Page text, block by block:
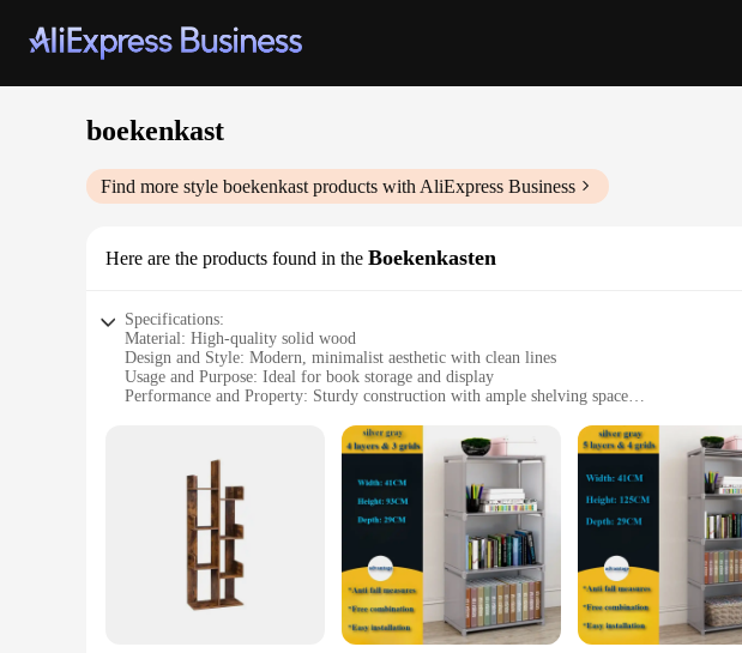
boekenkast
Find more style boekenkast products with AliExpress Business
Here are the products found in the Boekenkasten
Specifications:
Material: High-quality solid wood
Design and Style: Modern, minimalist aesthetic with clean lines
Usage and Purpose: Ideal for book storage and display
Performance and Property: Sturdy construction with ample shelving space
Applicable People: Perfect for book enthusiasts and interior designers
|Wholesale|Vendors|
**Elegant Design and Functionality**
The boekenkast, a stunning piece of furniture that embodies both elegance and
boasts a modern, minimalist design that seamlessly integrates with any contemporary
focal point while providing ample storage for your extensive book collection.
**Customizable Storage Solutions**
One of the boekenkast's standout features is its adjustable shelves, which allow for